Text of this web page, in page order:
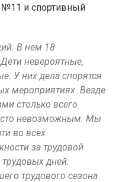
№11 и спортивный
В нем 18
невероятные,
У них дела спорятся
мероприятиях. Везде
столько всего
невозможным. Мы
во всех
за трудовой
дней.
трудового сезона